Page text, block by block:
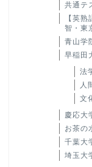
共通テ
【英
智・東
青山学
早稲田
法
人
文
慶応大
お茶の
千葉大
埼玉大